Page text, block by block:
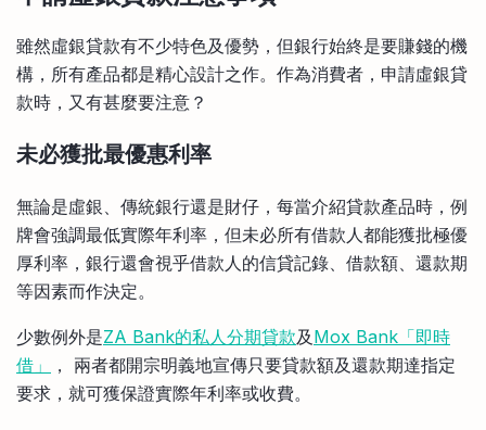
雖然虛銀貸款有不少特色及優勢，但銀行始終是要賺錢的機
構，所有產品都是精心設計之作。作為消費者，申請虛銀貸
款時，又有甚麼要注意？
未必獲批最優惠利率
無論是虛銀、傳統銀行還是財仔，每當介紹貸款產品時，例
牌會強調最低實際年利率，但未必所有借款人都能獲批極優
厚利率，銀行還會視乎借款人的信貸記錄、借款額、還款期
等因素而作決定。
少數例外是ZA Bank的私人分期貸款及 Mox Bank「即時
借」
， 兩者都開宗明義地宣傳只要貸款額及還款期達指定
要求，就可獲保證實際年利率或收費。